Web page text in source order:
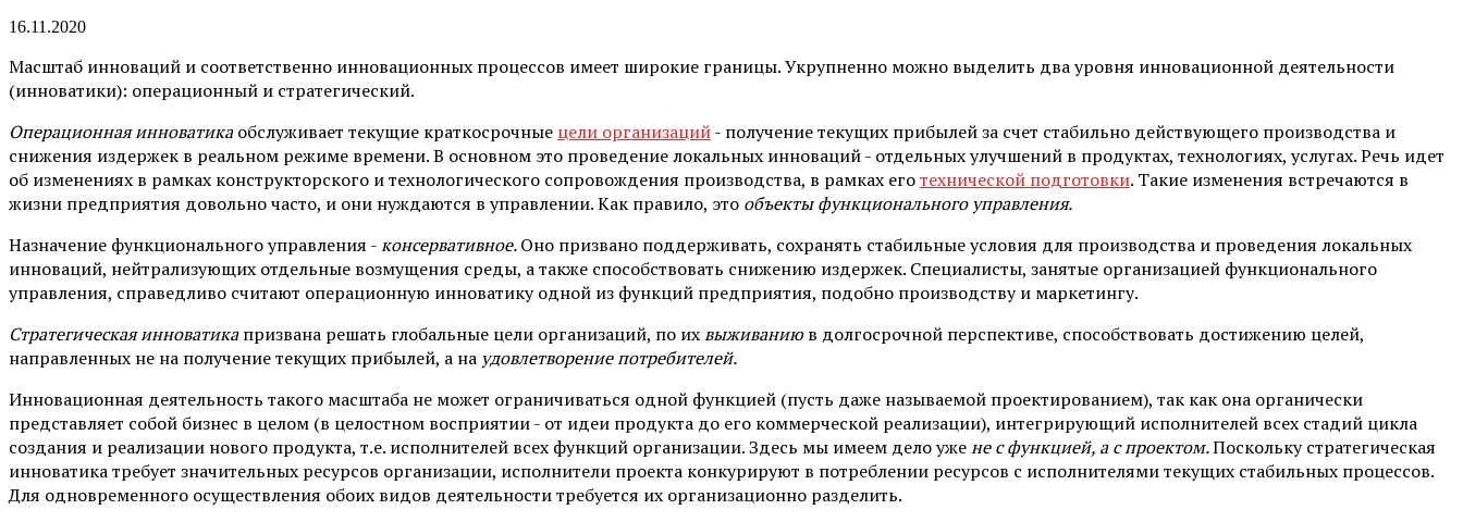
16.11.2020
Масштаб инноваций и соответственно инновационных процес­сов имеет широкие границы. Укрупненно можно выделить два уровня инновационной деятельности
(инноватики): операцион­ный и стратегический.
Операционная инноватикаобслуживает текущие краткосрочные цели организаций- получение текущих прибылей за счет стабиль­но действующего производства и
снижения издержек в реальном режиме времени. В основном это проведение локальных иннова­ций - отдельных улучшений в продуктах, технологиях, услугах. Речь идет
об изменениях в рамках конструкторского и техноло­гического сопровождения производства, в рамках еготехнической подготовки. Такие изменения встречаются в
жизни предприятия довольно часто, и они нуждаются в управлении. Как правило, это объекты функционального управления.
Назначение функционального управления -консервативное.Оно призвано поддерживать, сохранять стабильные условия для производства и проведения локальных
инноваций, нейтрализующих отдельные возмущения среды, а также способствовать снижению издержек. Специалисты, занятые организацией функционального
управления, справедливо считают операционную инноватику одной из функций предприятия, подобно производству и маркетингу.
Стратегическая инноватикапризвана решать глобальные цели организаций, по ихвыживаниюв долгосрочной перспективе, спо­собствовать достижению целей,
направленных не на получение те­кущих прибылей, а на удовлетворение потребителей.
Инновационная деятельность такого масштаба не может огра­ничиваться одной функцией (пусть даже называемой проектированием), так как она органически
представляет собой бизнес в це­лом (в целостном восприятии - от идеи продукта до его коммер­ческой реализации), интегрирующий исполнителей всех стадий цикла
создания и реализации нового продукта, т.е. исполнителей всех функций организации. Здесь мы имеем дело ужене с функ­цией, а с проектом.Поскольку стратегическая
инноватика требу­ет значительных ресурсов организации, исполнители проекта кон­курируют в потреблении ресурсов с исполнителями текущих ста­бильных процессов.
Для одновременного осуществления обоих видов деятельности требуется их организационно разделить.